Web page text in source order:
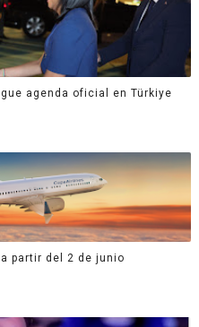
agenda oficial en Türkiye
partir del 2 de junio